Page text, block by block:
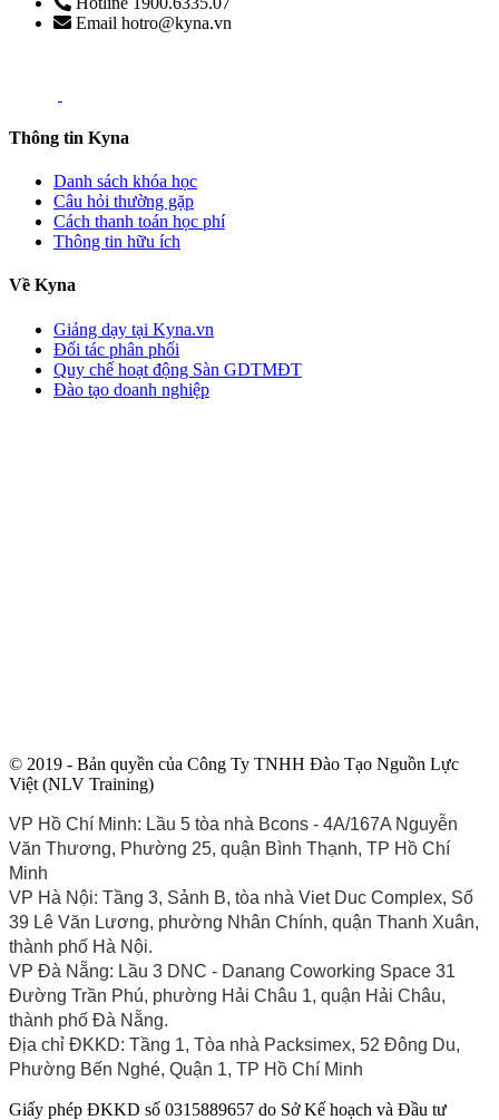
Email hotro@kyna.vn
Thông tin Kyna
Danh sách khóa học
Câu hỏi thường gặp
Cách thanh toán học phí
Thông tin hữu ích
Về Kyna
Giảng dạy tại Kyna.vn
Đối tác phân phối
Quy chế hoạt động Sàn GDTMĐT
Đào tạo doanh nghiệp
© 2019 - Bản quyền của Công Ty TNHH Đào Tạo Nguồn Lực
Việt (NLV Training)
VP Hồ Chí Minh: Lầu 5 tòa nhà Bcons - 4A/167A Nguyễn
Văn Thương, Phường 25, quận Bình Thạnh, TP Hồ Chí
Minh
VP Hà Nội: Tầng 3, Sảnh B, tòa nhà Viet Duc Complex, Số
39 Lê Văn Lương, phường Nhân Chính, quận Thanh Xuân,
thành phố Hà Nội.
VP Đà Nẵng: Lầu 3 DNC - Danang Coworking Space 31
Đường Trần Phú, phường Hải Châu 1, quận Hải Châu,
thành phố Đà Nẵng.
Địa chỉ ĐKKD: Tầng 1, Tòa nhà Packsimex, 52 Đông Du,
Phường Bến Nghé, Quận 1, TP Hồ Chí Minh
Giấy phép ĐKKD số 0315889657 do Sở Kế hoạch và Đầu tư